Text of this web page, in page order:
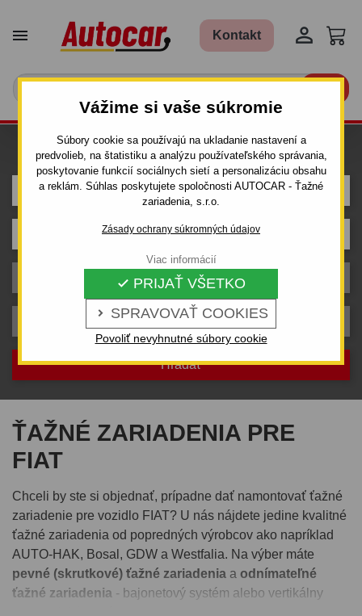
Vážime si vaše súkromie
Súbory cookie sa používajú na ukladanie nastavení a
predvolieb, na štatistiku a analýzu používateľského správania,
poskytovanie funkcií sociálnych sietí a personalizáciu obsahu
a reklám. Súhlas poskytujete spoločnosti AUTOCAR - Ťažné
zariadenia, s.r.o.
Zásady ochrany súkromných údajov
 SPRAVOVAŤ COOKIES
 PRIJAŤ VŠETKO
Povoliť nevyhnutné súbory cookie
Viac informácií
 Kontakt 
Hľadám ťažné pre auto
FIAT
ŤAŽNÉ ZARIADENIA PRE
FIAT
Chceli by ste si objednať, prípadne dať namontovať ťažné
zariadenie pre vozidlo FIAT? U nás nájdete jedine kvalitné
ťažné zariadenia od popredných výrobcov ako napríklad
AUTO-HAK, Bosal, GDW a Westfalia. Na výber máte
pevné (skrutkové) ťažné zariadenia a odnímateľné
ťažné zariadenia - bajonetový systém alebo vertikálny